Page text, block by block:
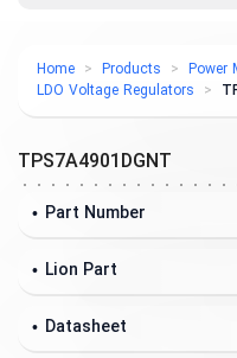
Home Products Power
LDO Voltage Regulators
TPS7A4901DGNT
Part Number
Lion Part
Datasheet